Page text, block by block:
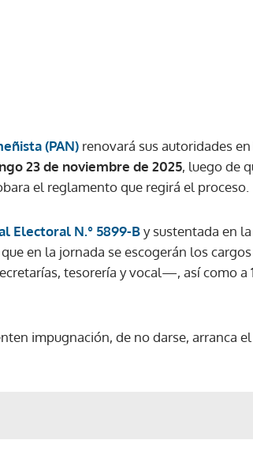
(PAN) renovará sus autoridades en
23 de noviembre de 2025, luego de
el reglamento que regirá el proceso.
Electoral N.° 5899-By sustentada en la
en la jornada se escogerán los
tesorería y vocal—, así como a
impugnación, de no darse, arranca